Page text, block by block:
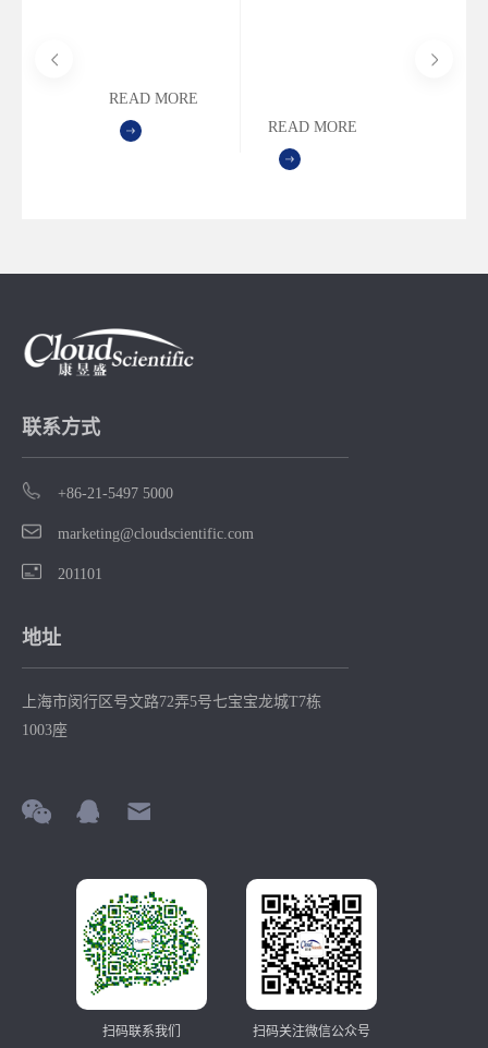
READ MORE
READ MORE
联系方式
+86-21-5497 5000
marketing@cloudscientific.com
201101
地址
上海市闵行区号文路72弄5号七宝宝龙城T7栋
1003座
扫码联系我们 扫码关注微信公众号